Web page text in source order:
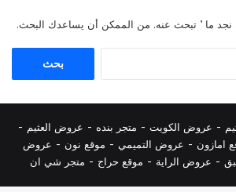
نجد ما ’ تبحث عنه. من الممكن أن يساعدك البحث.
- عروض الكويت - متجر بنده - عروض العثيم -
امازون - عروض التميمي - موقع نون - عروض
- عروض الراية - موقع حراج - متجر شي ان